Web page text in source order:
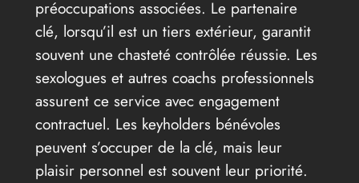
préoccupations associées. Le partenaire
clé, lorsqu’il est un tiers extérieur, garantit
souvent une chasteté contrôlée réussie. Les
sexologues et autres coachs professionnels
assurent ce service avec engagement
contractuel. Les keyholders bénévoles
peuvent s’occuper de la clé, mais leur
plaisir personnel est souvent leur priorité.